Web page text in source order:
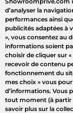
d’analyser la
performances ainsi
publicités adaptées à
», vous consentez au
informations soient
choisir de cliquer sur «
recevoir de contenu
fonctionnement du
mes choix » vous
d’informations. Vous
tout moment (à partir
savoir plus sur la